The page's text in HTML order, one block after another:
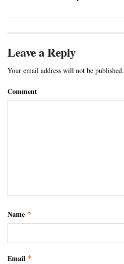
Leave a Reply
Your email address will not be published.
Comment
Name *
Email *